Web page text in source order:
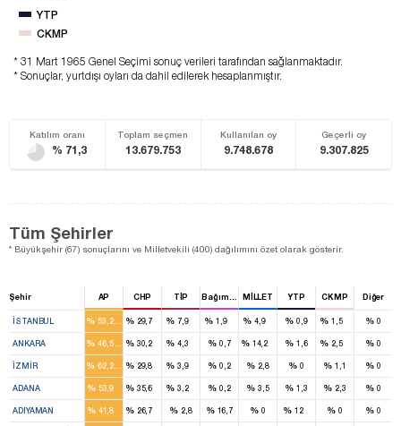
YTP
CKMP
* 31 Mart 1965 Genel Seçimi sonuç verileri tarafından sağlanmaktadır.
* Sonuçlar, yurtdışı oyları da dahil edilerek hesaplanmıştır.
Katılım oranı
% 71,3
Toplam seçmen
13.679.753
Kullanılan oy
9.748.678
Geçerli oy
9.307.825
Tüm Şehirler
* Büyükşehir (67) sonuçlarını ve Milletvekili (400) dağılımını özet olarak gösterir.
Şehir AP CHP TİP Bağımsız MİLLET YTP CKMP Diğer
İSTANBUL % 53,2
16
%29,7
9
% 7,9
2
% 1,9
1
% 4,9
2
% 0,9 % 1,5
1
% 0
ANKARA % 46,5 %30,2 % 4,3 % 0,7 %14,2 % 1,6 % 2,5 % 0
İZMIR % 62,2 %29,8 % 3,9 % 0,2 % 2,8 % 0 % 1,1 % 0
ADANA %53,9 %35,6 % 3,2 % 0,2 % 3,5 % 1,3 % 2,3 % 0
ADIYAMAN %41,8 %26,7 % 2,8 %16,7 % 0 %12 % 0 % 0